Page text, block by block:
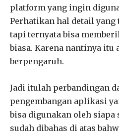
platform yang ingin
Perhatikan hal detail
tapi ternyata bisa
biasa. Karena nantinya itu
berpengaruh.
Jadi itulah perbandingan
pengembangan aplikasi
bisa digunakan oleh siapa
sudah dibahas di atas